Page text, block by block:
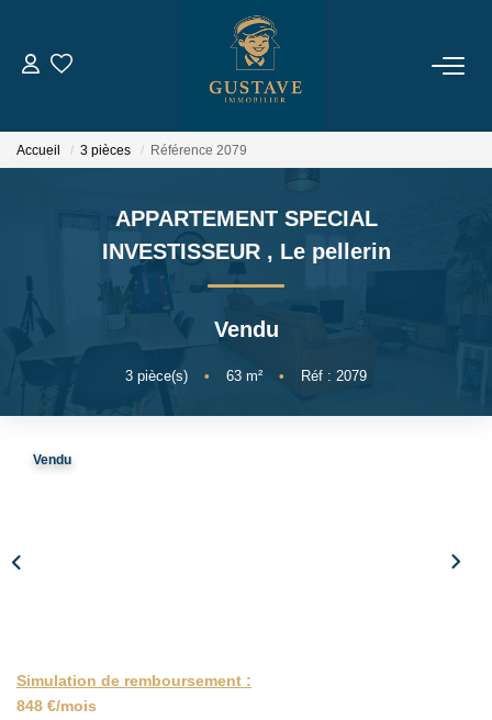
ACHETER
ESTIMER
NOTRE AGENCE
Accueil 3 pièces Référence 2079
APPARTEMENT SPECIAL
INVESTISSEUR , Le pellerin
Vendu
3 pièce(s) • 63 m² • Réf : 2079
Vendu
Simulation de remboursement :
848 €/mois